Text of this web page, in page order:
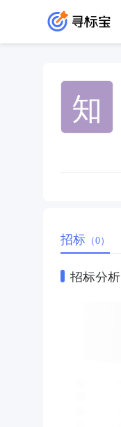
知
招标 （0）
招标分析